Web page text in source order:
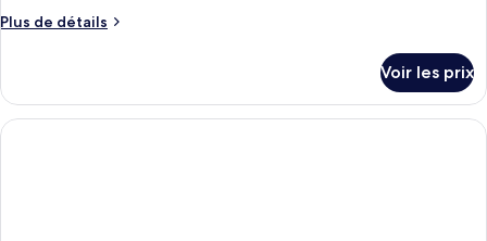
chambre :
Premium
Plus de détails
Plus
le
type
de
Voir les prix